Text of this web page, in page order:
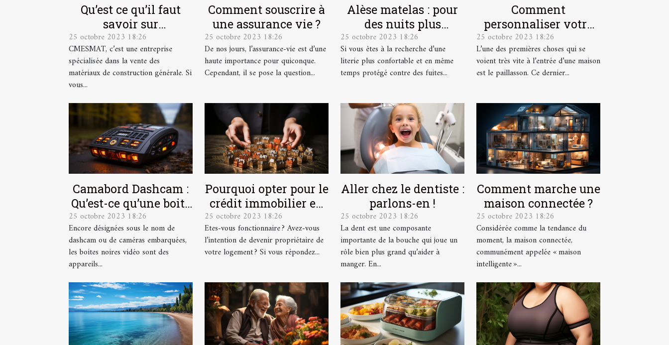
Qu’est ce qu’il faut
savoir sur
CMESMAT ?
25 octobre 2023 18:26
CMESMAT, c’est une entreprise
spécialisée dans la vente des
matériaux de construction générale. Si
vous...
Comment souscrire à
une assurance vie ?
25 octobre 2023 18:26
De nos jours, l’assurance-vie est d’une
haute importance pour quiconque.
Cependant, il se pose la question...
Alèse matelas : pour
des nuits plus
confortables et plus
douces !
25 octobre 2023 18:26
Si vous êtes à la recherche d’une
literie plus confortable et en même
temps protégé contre des fuites...
Comment
personnaliser votre
paillasson ?
25 octobre 2023 18:26
L’une des premières choses qui se
voient très vite à l’entrée d’une maison
est le paillasson. Ce dernier...
Camabord Dashcam :
Qu’est-ce qu’une boite
noire vidéo ?
25 octobre 2023 18:26
Encore désignées sous le nom de
dashcam ou de caméras embarquées,
les boites noires vidéo sont des
appareils...
Pourquoi opter pour le
crédit immobilier en
tant que
fonctionnaire ?
25 octobre 2023 18:26
Etes-vous fonctionnaire ? Avez-vous
l’intention de devenir propriétaire de
votre logement ? Si vous répondez...
Aller chez le dentiste :
parlons-en !
25 octobre 2023 18:26
La dent est une composante
importante de la bouche qui joue un
rôle bien plus grand qu’aider à
manger. En...
Comment marche une
maison connectée ?
25 octobre 2023 18:26
Considérée comme la tendance du
moment, la maison connectée,
communément appelée « maison
intelligente »...